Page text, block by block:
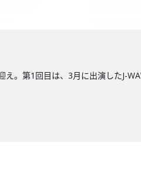
。第1回目は、3月に出演したJ-